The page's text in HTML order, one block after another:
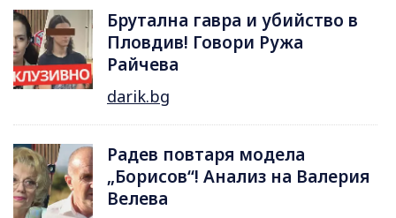
Брутална гавра и убийство в
Пловдив! Говори Ружа
Райчева
darik.bg
Радев повтаря модела
„Борисов“! Анализ на Валерия
Велева